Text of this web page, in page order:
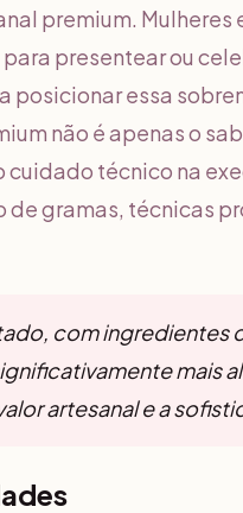
premium. Mulheres
presentear ou
posicionar essa
não é apenas o
técnico na
gramas, técnicas
com ingredientes
mais
artesanal e a